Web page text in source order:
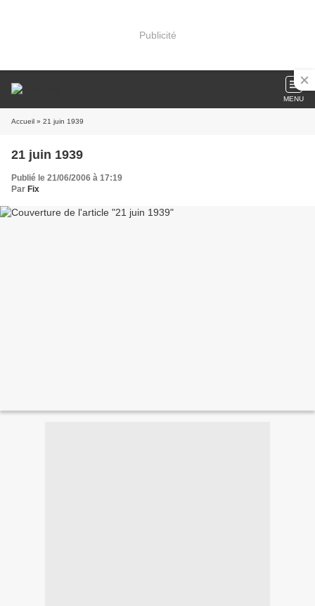
Publicité
MENU
Accueil » 21 juin 1939
21 juin 1939
Publié le 21/06/2006 à 17:19
Par Fix